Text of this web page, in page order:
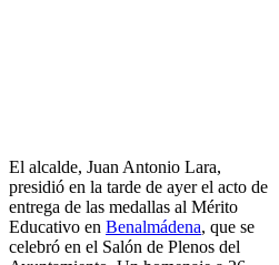
El alcalde, Juan Antonio Lara,
presidió en la tarde de ayer el acto de
entrega de las medallas al Mérito
Educativo en Benalmádena, que se
celebró en el Salón de Plenos del